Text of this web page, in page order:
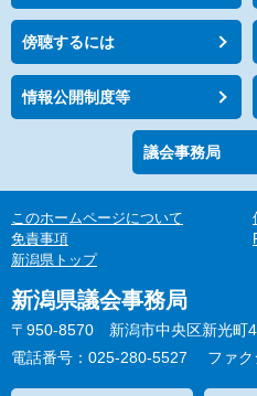
傍聴するには
情報公開制度等
議会事務局
このホームページについて
免責事項
新潟県トップ
新潟県議会事務局
〒950-8570 新潟市中央区新光町4
電話番号：025-280-5527
ファ